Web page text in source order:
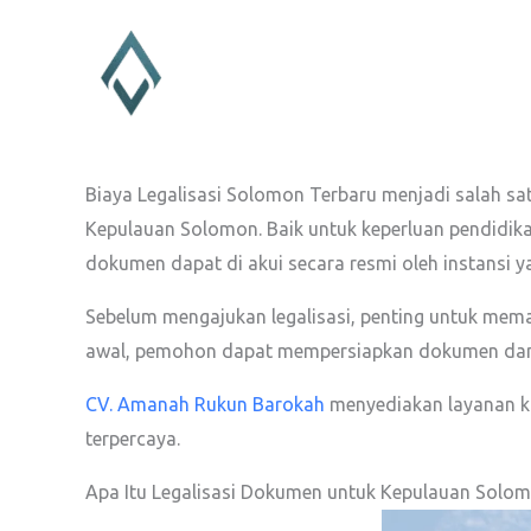
Biaya Legalisasi Solomon Terbaru menjadi salah
Kepulauan Solomon. Baik untuk keperluan
dokumen dapat di akui secara resmi oleh instansi
Sebelum mengajukan legalisasi, penting untuk
awal, pemohon dapat mempersiapkan dokumen
CV. Amanah Rukun Barokah menyediakan layanan
terpercaya.
Apa Itu Legalisasi Dokumen untuk Kepulauan